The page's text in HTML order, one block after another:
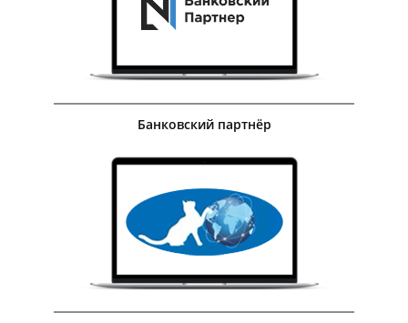
Посмотреть сайт
Посмотреть кейс
Банковский партнёр
Посмотреть кейс